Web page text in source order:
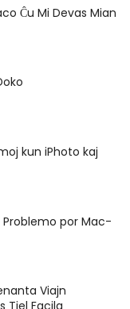
Ĉu Mi Devas Mian
kun iPhoto kaj
Problemo por Mac-
Viajn